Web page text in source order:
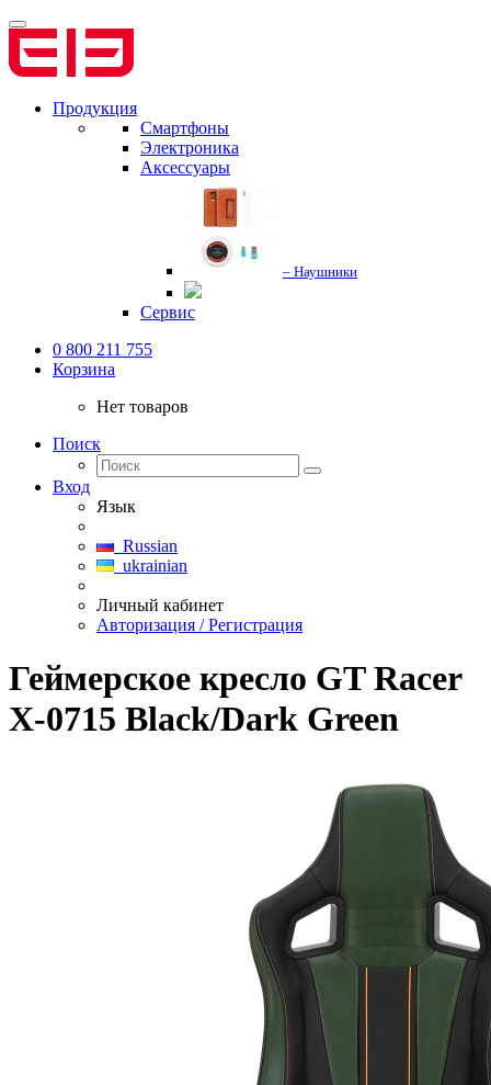
Продукция
Смартфоны
Электроника
Аксессуары
– Наушники
Сервис
0 800 211 755
Корзина
Нет товаров
Поиск
Вход
Язык
Russian
ukrainian
Личный кабинет
Авторизация / Регистрация
Геймерское кресло GT Racer
X-0715 Black/Dark Green